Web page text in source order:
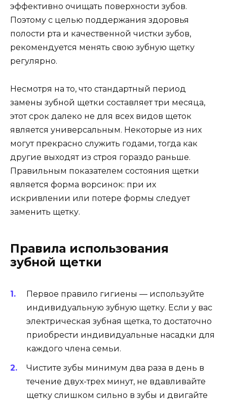
эффективно очищать поверхности зубов.
Поэтому с целью поддержания здоровья
полости рта и качественной чистки зубов,
рекомендуется менять свою зубную щетку
регулярно.
Несмотря на то, что стандартный период
замены зубной щетки составляет три месяца,
этот срок далеко не для всех видов щеток
является универсальным. Некоторые из них
могут прекрасно служить годами, тогда как
другие выходят из строя гораздо раньше.
Правильным показателем состояния щетки
является форма ворсинок: при их
искривлении или потере формы следует
заменить щетку.
Правила использования
зубной щетки
Первое правило гигиены — используйте
индивидуальную зубную щетку. Если у вас
электрическая зубная щетка, то достаточно
приобрести индивидуальные насадки для
каждого члена семьи.
Чистите зубы минимум два раза в день в
течение двух-трех минут, не вдавливайте
щетку слишком сильно в зубы и двигайте